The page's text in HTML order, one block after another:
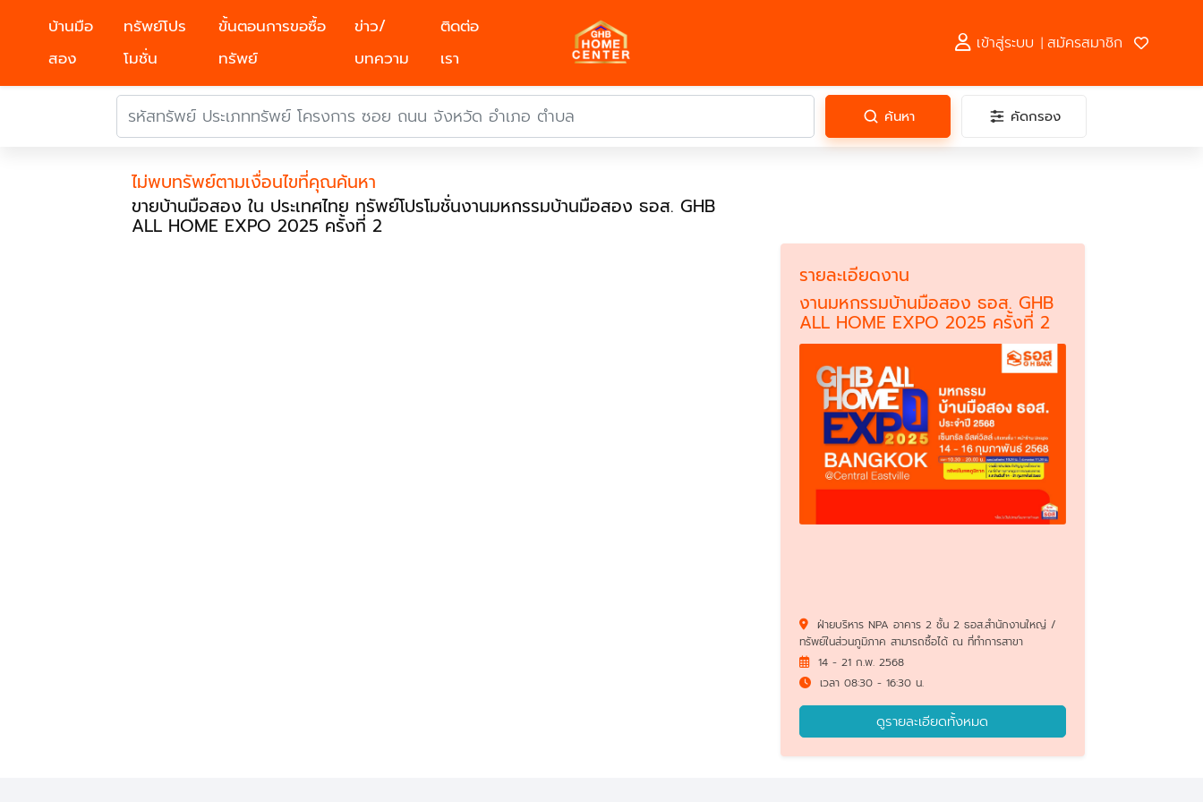
บ้านมือ
สอง
ทรัพย์โปร
โมชั่น
ขั้นตอนการขอซื้อ
ทรัพย์
ข่าว/
บทความ
ติดต่อ
เรา
เข้าสู่ระบบ | สมัครสมาชิก
ค้นหา คัดกรอง
ไม่พบทรัพย์ตามเงื่อนไขที่คุณค้นหา
ขายบ้านมือสอง ใน ประเทศไทย ทรัพย์โปรโมชั่นงานมหกรรมบ้านมือสอง ธอส. GHB
ALL HOME EXPO 2025 ครั้งที่ 2
รายละเอียดงาน
งานมหกรรมบ้านมือสอง ธอส. GHB
ALL HOME EXPO 2025 ครั้งที่ 2
ฝ่ายบริหาร NPA อาคาร 2 ชั้น 2 ธอส.สำนักงานใหญ่ /
ทรัพย์ในส่วนภูมิภาค สามารถซื้อได้ ณ ที่ทำการสาขา
14 - 21 ก.พ. 2568
เวลา 08:30 - 16:30 น.
ดูรายละเอียดทั้งหมด